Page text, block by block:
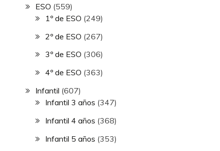
ESO (559)
1º de ESO (249)
2º de ESO (267)
3º de ESO (306)
4º de ESO (363)
Infantil (607)
Infantil 3 años (347)
Infantil 4 años (368)
Infantil 5 años (353)